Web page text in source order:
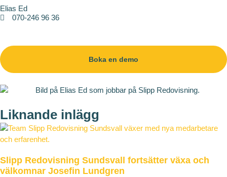
Elias Ed
070-246 96 36
Boka en demo
Liknande inlägg
Slipp Redovisning Sundsvall fortsätter växa och
välkomnar Josefin Lundgren